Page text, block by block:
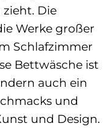
Die
Werke großer
Schlafzimmer
Bettwäsche ist
auch ein
und
und Design.